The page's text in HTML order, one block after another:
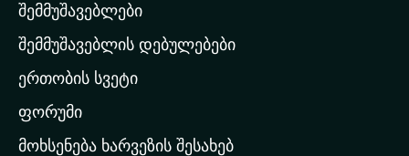
მ
თ
ვ
ა
რ
შემმუშავებლები
შემმუშავებლის დებულებები
ერთობის სვეტი
ფორუმი
მოხსენება ხარვეზის შესახებ